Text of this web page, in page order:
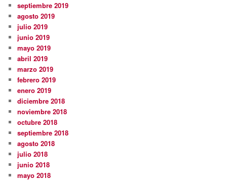
septiembre 2019
agosto 2019
julio 2019
junio 2019
mayo 2019
abril 2019
marzo 2019
febrero 2019
enero 2019
diciembre 2018
noviembre 2018
octubre 2018
septiembre 2018
agosto 2018
julio 2018
junio 2018
mayo 2018